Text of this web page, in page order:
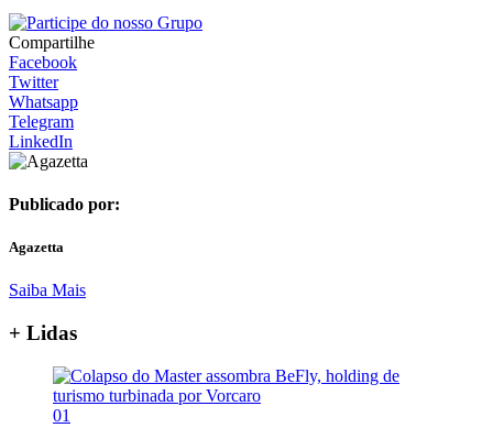
Compartilhe
Facebook
Twitter
Whatsapp
Telegram
LinkedIn
Publicado por:
Agazetta
Saiba Mais
+ Lidas
01